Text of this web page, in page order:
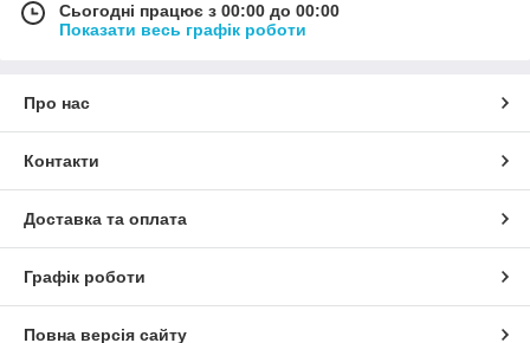
Сьогодні працює з 00:00 до 00:00
Показати весь графік роботи
Про нас
Контакти
Доставка та оплата
Графік роботи
Повна версія сайту